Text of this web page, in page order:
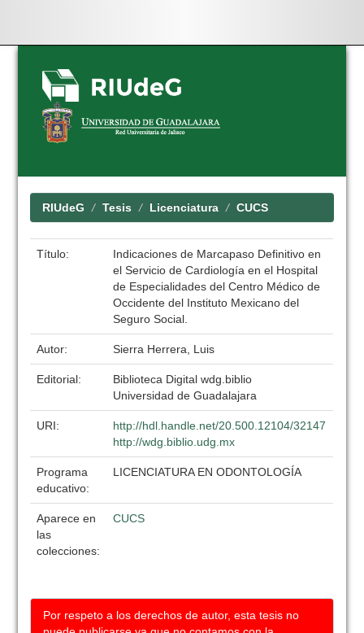
Skip
navigation
RIUdeG Tesis Licenciatura CUCS
Título:
Indicaciones de Marcapaso Definitivo en
el Servicio de Cardiología en el Hospital
de Especialidades del Centro Médico de
Occidente del Instituto Mexicano del
Seguro Social.
Autor: Sierra Herrera, Luis
Editorial:
Biblioteca Digital wdg.biblio
Universidad de Guadalajara
URI:
http://hdl.handle.net/20.500.12104/32147
http://wdg.biblio.udg.mx
Programa
educativo:
LICENCIATURA EN ODONTOLOGÍA
Aparece en
las
colecciones:
CUCS
Por respeto a los derechos de autor, esta tesis no